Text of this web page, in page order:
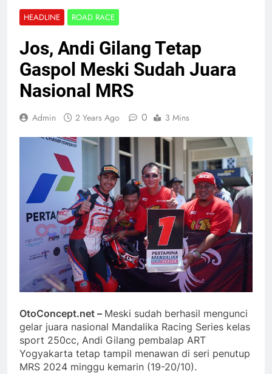
HEADLINE ROAD RACE
Jos, Andi Gilang Tetap
Gaspol Meski Sudah Juara
Nasional MRS
Admin 2 Years Ago 0 3 Mins
OtoConcept.net – Meski sudah berhasil mengunci
gelar juara nasional Mandalika Racing Series kelas
sport 250cc, Andi Gilang pembalap ART
Yogyakarta tetap tampil menawan di seri penutup
MRS 2024 minggu kemarin (19-20/10).